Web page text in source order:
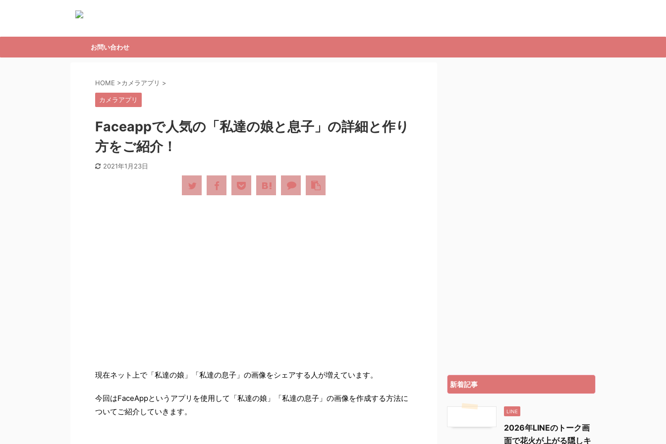
お問い合わせ
HOME >カメラアプリ >
カメラアプリ
Faceappで人気の「私達の娘と息子」の詳細と作り
方をご紹介！
2021年1月23日
現在ネット上で「私達の娘」「私達の息子」の画像をシェアする人が増えています。
今回はFaceAppというアプリを使用して「私達の娘」「私達の息子」の画像を作成する方法に
ついてご紹介していきます。
新着記事
LINE
2026年LINEのトーク画
面で花火が上がる隠しキ